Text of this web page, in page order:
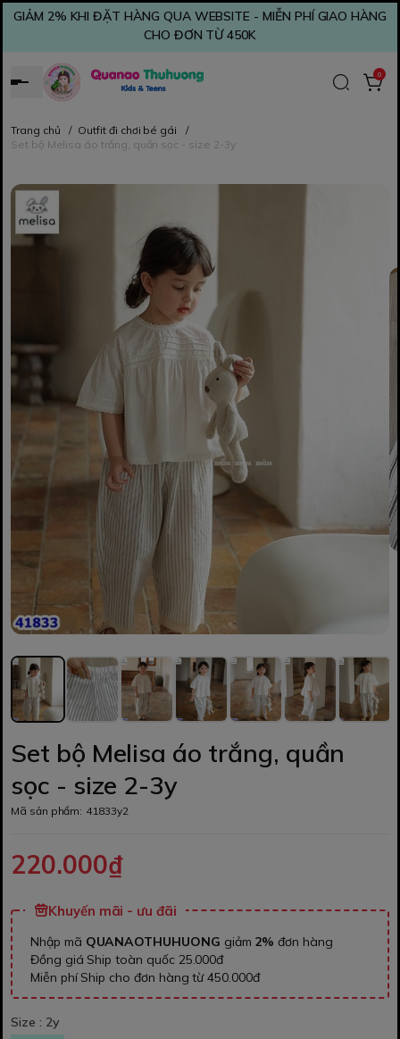
GIẢM 2% KHI ĐẶT HÀNG QUA WEBSITE - MIỄN PHÍ GIAO HÀNG
CHO ĐƠN TỪ 450K
0
Trang chủ / Outfit đi chơi bé gái
/
Set bộ Melisa áo trắng, quần sọc - size 2-3y
Set bộ Melisa áo trắng, quần
sọc - size 2-3y
Mã sản phẩm: 41833y2
220.000₫
Khuyến mãi - ưu đãi
Nhập mã QUANAOTHUHUONG giảm 2% đơn hàng
Đồng giá Ship toàn quốc 25.000đ
Miễn phí Ship cho đơn hàng từ 450.000đ
Size : 2y